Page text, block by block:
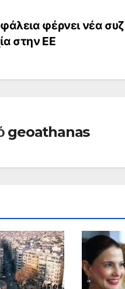
φέρνει νέα
στην ΕΕ
geoathanas